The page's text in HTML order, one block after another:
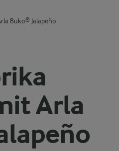
Arla
Buko® Jalapeño